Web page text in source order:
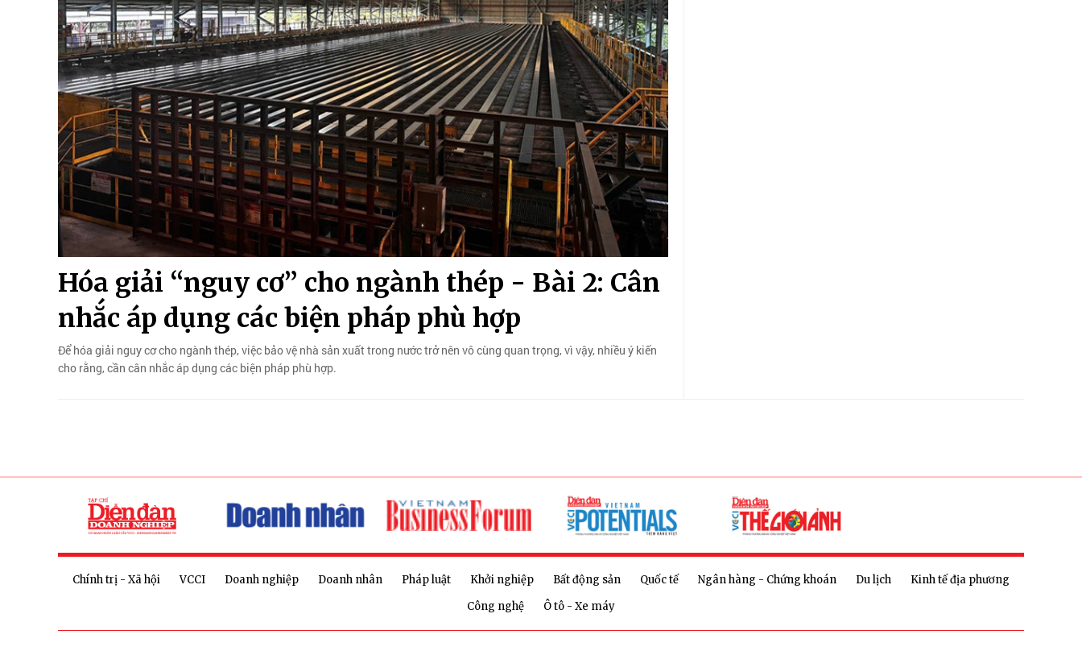
Hóa giải “nguy cơ” cho ngành thép - Bài 2: Cân
nhắc áp dụng các biện pháp phù hợp
Để hóa giải nguy cơ cho ngành thép, việc bảo vệ nhà sản xuất trong nước trở nên vô cùng quan trọng, vì vậy, nhiều ý kiến
cho rằng, cần cân nhắc áp dụng các biện pháp phù hợp.
Chính trị - Xã hội VCCI Doanh nghiệp Doanh nhân Pháp luật Khởi nghiệp Bất động sản Quốc tế Ngân hàng - Chứng khoán Du lịch
Kinh tế địa phương
Công nghệ
Ô tô - Xe máy